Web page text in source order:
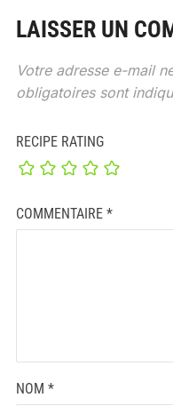
LAISSER UN
Votre adresse e-mail
obligatoires sont
RECIPE RATING
COMMENTAIRE *
NOM *